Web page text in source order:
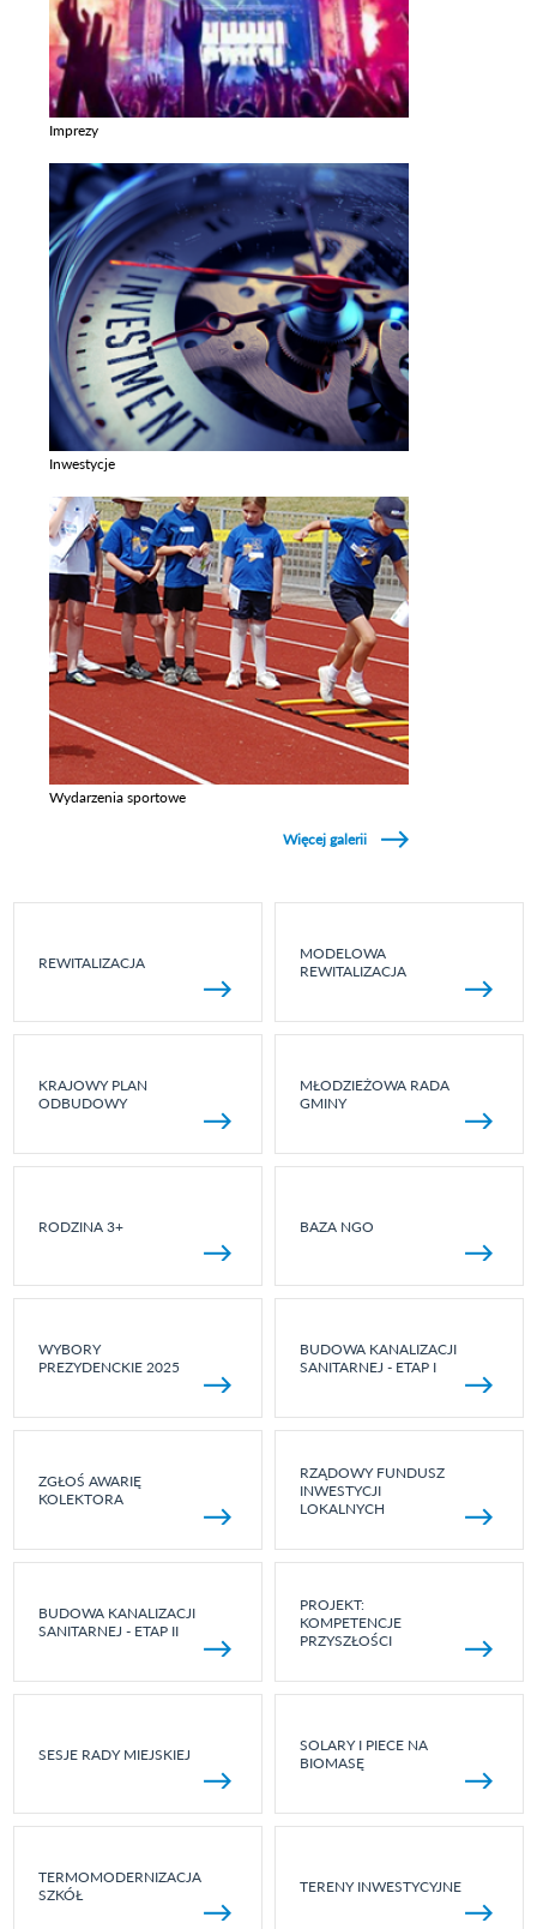
Imprezy
Inwestycje
Wydarzenia sportowe
Więcej galerii
REWITALIZACJA
MODELOWA
REWITALIZACJA
KRAJOWY PLAN
ODBUDOWY
MŁODZIEŻOWA RADA
GMINY
RODZINA 3+ BAZA NGO
WYBORY
PREZYDENCKIE 2025
BUDOWA KANALIZACJI
SANITARNEJ - ETAP I
ZGŁOŚ AWARIĘ
KOLEKTORA
RZĄDOWY FUNDUSZ
INWESTYCJI
LOKALNYCH
BUDOWA KANALIZACJI
SANITARNEJ - ETAP II
PROJEKT:
KOMPETENCJE
PRZYSZŁOŚCI
SESJE RADY MIEJSKIEJ
SOLARY I PIECE NA
BIOMASĘ
TERMOMODERNIZACJA
SZKÓŁ
TERENY INWESTYCYJNE